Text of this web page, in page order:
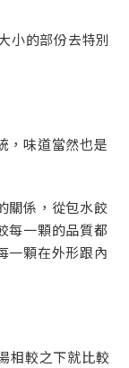
小的部份去特別
，味道當然也是
關係，從包水餃
每一顆的品質都
一顆在外形跟內
相較之下就比較